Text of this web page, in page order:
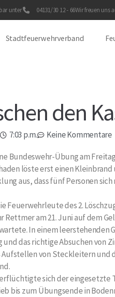
unter 04131/30 12 - 66Wir freuen uns
Stadtfeuerwehrverband
den
7:03 p.m. Keine Kommentare
Bundeswehr-Übung am
löste erst einen Kleinbrand
aus, dass fünf Personen
Feuerwehrleute des 2.
am 21. Juni auf dem
In einem leerstehenden
das richtige Absuchen von
von Steckleitern und
sich der eingesetzte
bis zum Übungsende in